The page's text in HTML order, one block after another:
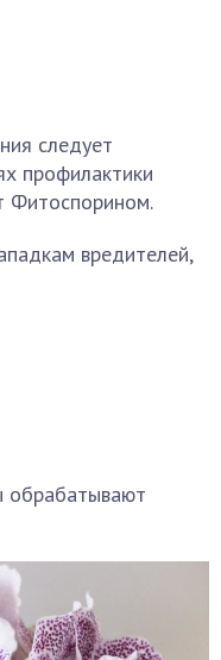
следует
профилактики
Фитоспорином.
вредителей,
обрабатывают